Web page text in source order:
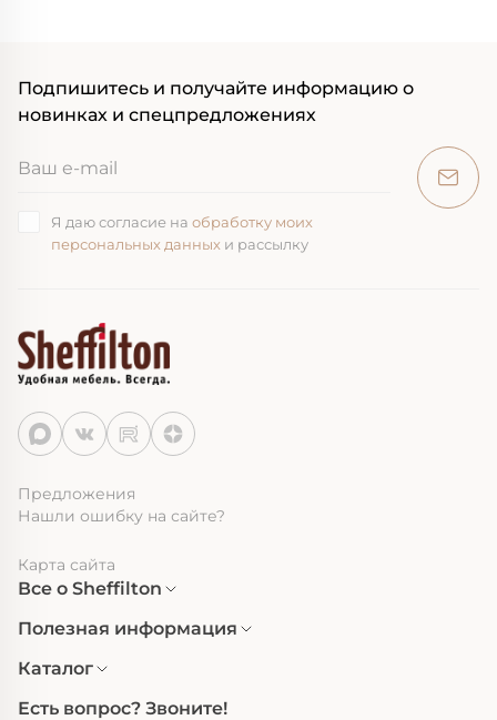
Подпишитесь и получайте информацию о
новинках и спецпредложениях
Я даю согласие на обработку моих
персональных данных и рассылку
Предложения
Нашли ошибку на сайте?
Карта сайта
Все о Sheffilton
Полезная информация
Каталог
Есть вопрос? Звоните!